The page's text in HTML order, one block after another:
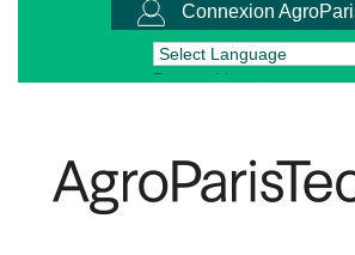
Connexion
Powered by